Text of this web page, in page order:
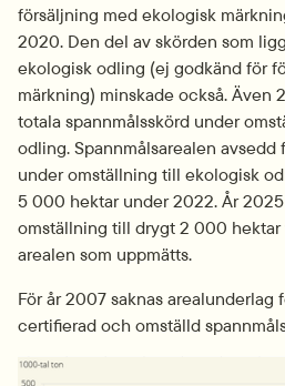
försäljning med ekologisk
2020. Den del av skörden som
ekologisk odling (ej godkänd för
märkning) minskade också. Även
totala spannmålsskörd under
odling. Spannmålsarealen avsedd
under omställning till ekologisk
5 000 hektar under 2022. År
omställning till drygt 2 000
arealen som uppmätts.
För år 2007 saknas arealunderlag
certifierad och omställd